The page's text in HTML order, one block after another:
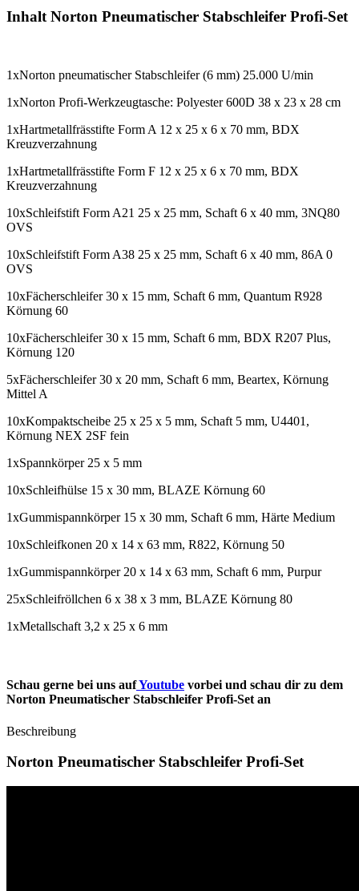
Inhalt Norton Pneumatischer Stabschleifer Profi-Set
1xNorton pneumatischer Stabschleifer (6 mm) 25.000 U/min
1xNorton Profi-Werkzeugtasche: Polyester 600D 38 x 23 x 28 cm
1xHartmetallfrässtifte Form A 12 x 25 x 6 x 70 mm, BDX
Kreuzverzahnung
1xHartmetallfrässtifte Form F 12 x 25 x 6 x 70 mm, BDX
Kreuzverzahnung
10xSchleifstift Form A21 25 x 25 mm, Schaft 6 x 40 mm, 3NQ80
OVS
10xSchleifstift Form A38 25 x 25 mm, Schaft 6 x 40 mm, 86A 0
OVS
10xFächerschleifer 30 x 15 mm, Schaft 6 mm, Quantum R928
Körnung 60
10xFächerschleifer 30 x 15 mm, Schaft 6 mm, BDX R207 Plus,
Körnung 120
5xFächerschleifer 30 x 20 mm, Schaft 6 mm, Beartex, Körnung
Mittel A
10xKompaktscheibe 25 x 25 x 5 mm, Schaft 5 mm, U4401,
Körnung NEX 2SF fein
1xSpannkörper 25 x 5 mm
10xSchleifhülse 15 x 30 mm, BLAZE Körnung 60
1xGummispannkörper 15 x 30 mm, Schaft 6 mm, Härte Medium
10xSchleifkonen 20 x 14 x 63 mm, R822, Körnung 50
1xGummispannkörper 20 x 14 x 63 mm, Schaft 6 mm, Purpur
25xSchleifröllchen 6 x 38 x 3 mm, BLAZE Körnung 80
1xMetallschaft 3,2 x 25 x 6 mm
Schau gerne bei uns aufYoutube vorbei und schau dir zu dem
Norton Pneumatischer Stabschleifer Profi-Set an
Beschreibung
Norton Pneumatischer Stabschleifer Profi-Set